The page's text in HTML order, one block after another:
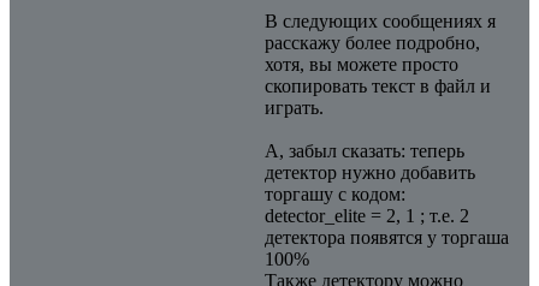
В следующих сообщениях я
расскажу более подробно,
хотя, вы можете просто
скопировать текст в файл и
играть.
А, забыл сказать: теперь
детектор нужно добавить
торгашу с кодом:
detector_elite = 2, 1 ; т.е. 2
детектора появятся у торгаша
100%
Также детектору можно